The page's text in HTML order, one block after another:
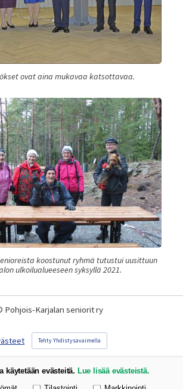
ovat aina mukavaa katsottavaa.
koostunut ryhmä tutustui uusittuun
ulkoilualueeseen syksyllä 2021.
Pohjois-Karjalan seniorit ry
Tehty Yhdistysavaimella
käytetään evästeitä. Lue lisää evästeistä.
evästeet